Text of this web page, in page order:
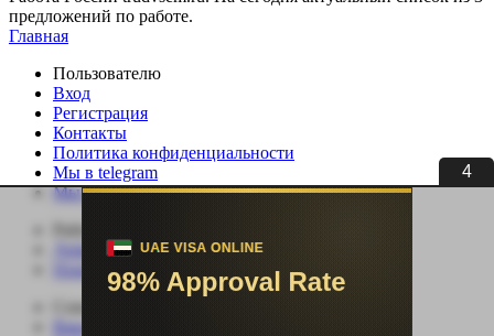
предложений по работе.
4
Главная
Пользователю
Вход
Регистрация
Контакты
Политика конфиденциальности
Мы в telegram
Мы в ВК
Добавить вакансию
Поиск сотрудников
Соискателю
Вакансии